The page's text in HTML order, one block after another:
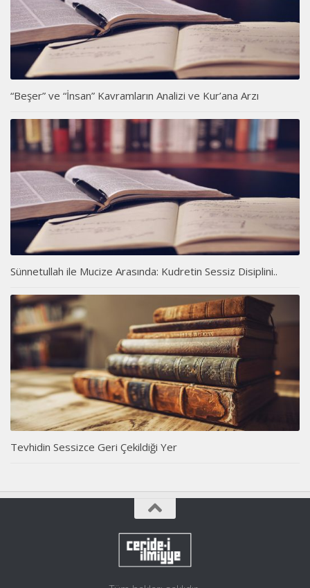
“Beşer” ve “İnsan” Kavramların Analizi ve Kur’ana Arzı
Sünnetullah ile Mucize Arasında: Kudretin Sessiz Disiplini..
Tevhidin Sessizce Geri Çekildiği Yer